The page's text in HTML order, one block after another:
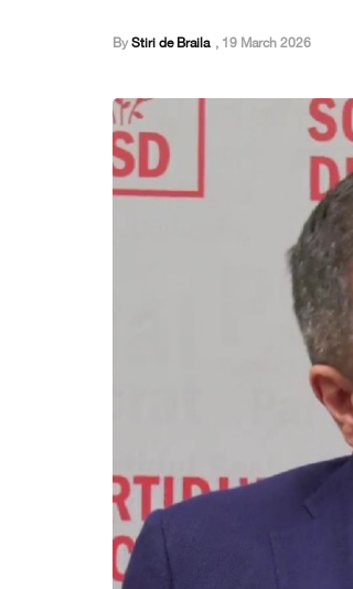
By Stiri de Braila , 19 March 2026